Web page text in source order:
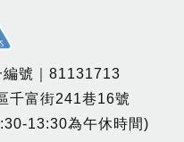
編號｜81131713
千富街241巷16號
13:30為午休時間)